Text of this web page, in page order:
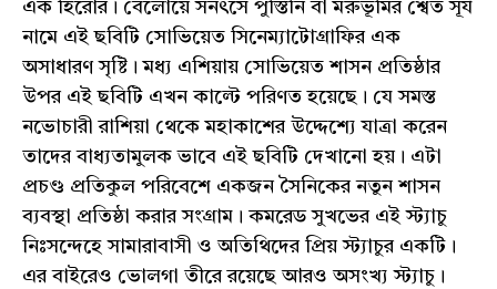
এক হিরোর। বেলোয়ে সনৎসে পুস্তিনি বা মরুভূমির শ্বেত সূর্য
নামে এই ছবিটি সোভিয়েত সিনেম্যাটোগ্রাফির এক
অসাধারণ সৃষ্টি। মধ্য এশিয়ায় সোভিয়েত শাসন প্রতিষ্ঠার
উপর এই ছবিটি এখন কাল্টে পরিণত হয়েছে। যে সমস্ত
নভোচারী রাশিয়া থেকে মহাকাশের উদ্দেশ্যে যাত্রা করেন
তাদের বাধ্যতামুলক ভাবে এই ছবিটি দেখানো হয়। এটা
প্রচণ্ড প্রতিকুল পরিবেশে একজন সৈনিকের নতুন শাসন
ব্যবস্থা প্রতিষ্ঠা করার সংগ্রাম। কমরেড সুখভের এই স্ট্যাচু
নিঃসন্দেহে সামারাবাসী ও অতিথিদের প্রিয় স্ট্যাচুর একটি।
এর বাইরেও ভোলগা তীরে রয়েছে আরও অসংখ্য স্ট্যাচু।